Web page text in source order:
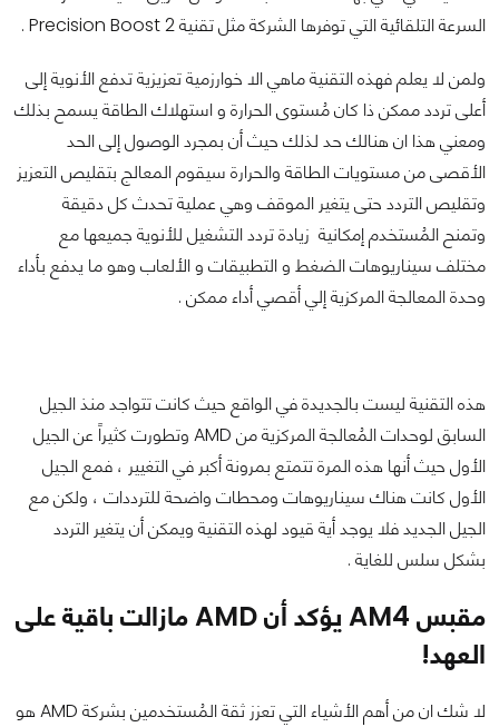
السرعة التلقائية التي توفرها الشركة مثل تقنية Precision Boost 2 .
ولمن لا يعلم فهذه التقنية ماهي الا خوارزمية تعزيزية تدفع الأنوية إلى
أعلى تردد ممكن ذا كان مُستوى الحرارة و استهلاك الطاقة يسمح بذلك
ومعني هذا ان هنالك حد لذلك حيث أن بمجرد الوصول إلى الحد
الأقصى من مستويات الطاقة والحرارة سيقوم المعالج بتقليص التعزيز
وتقليص التردد حتى يتغير الموقف وهي عملية تحدث كل دقيقة
وتمنح المُستخدم إمكانية زيادة تردد التشغيل للأنوية جميعها مع
مختلف سيناريوهات الضغط و التطبيقات و الألعاب وهو ما يدفع بأداء
وحدة المعالجة المركزية إلي أقصي أداء ممكن .
هذه التقنية ليست بالجديدة في الواقع حيث كانت تتواجد منذ الجيل
السابق لوحدات المُعالجة المركزية من AMD وتطورت كثيراً عن الجيل
الأول حيث أنها هذه المرة تتمتع بمرونة أكبر في التغيير ، فمع الجيل
الأول كانت هناك سيناريوهات ومحطات واضحة للترددات ، ولكن مع
الجيل الجديد فلا يوجد أية قيود لهذه التقنية ويمكن أن يتغير التردد
بشكل سلس للغاية .
مقبس AM4 يؤكد أنAMDمازالت باقية على
العهد!
لا شك ان من أهم الأشياء التي تعزز ثقة المُستخدمين بشركة AMD هو